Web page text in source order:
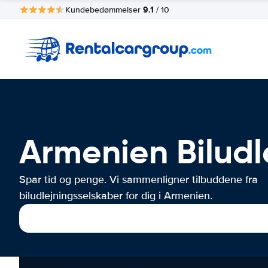
Kundebedømmelser 9.1 / 10
Armenien
Spar tid og penge. Vi sammenligner tilbuddene fra
biludlejningsselskaber for dig i Armenien.